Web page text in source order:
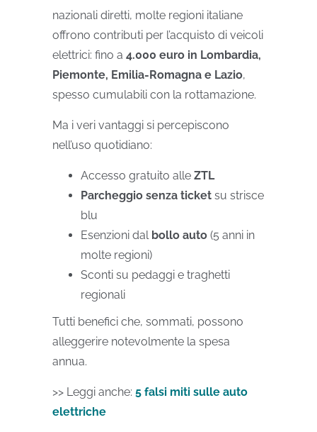
nazionali diretti, molte regioni italiane
offrono contributi per l’acquisto di veicoli
elettrici: fino a 4.000 euro in Lombardia,
Piemonte, Emilia-Romagna e Lazio,
spesso cumulabili con la rottamazione.
Ma i veri vantaggi si percepiscono
nell’uso quotidiano:
Accesso gratuito alle ZTL
Parcheggio senza ticket su strisce
blu
Esenzioni dal bollo auto (5 anni in
molte regioni)
Sconti su pedaggi e traghetti
regionali
Tutti benefici che, sommati, possono
alleggerire notevolmente la spesa
annua.
>> Leggi anche: 5 falsi miti sulle auto
elettriche